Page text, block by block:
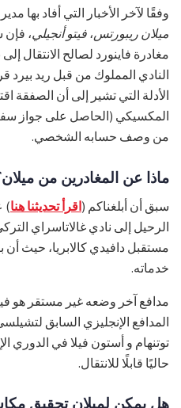
وفقًا لآخر الأخبار التي أفاد بها
ميلان ريبورتس، فيتو أنجيلي، فإن
مغادرة فاينورد لصالح الانتقال
النادي المملوك من قبل ريد بيرد
الأدلة التي تشير إلى أن الصفقة
المكسيكي (الحاصل على جواز سفر
من وصف حسابه الشخصي.
ماذا عن المغادرين من
سبق أن أبلغناكم (اقرأ تحديثنا هنا)
الرحيل إلى نادي غالاتاسراي
مستقبل دافيدي كالابريا، حيث أن
خدماته.
مدافع آخر وضعه غير مستقر هو
المدافع الإنجليزي السابق
توتنهام و أستون فيلا في الدوري
حاليًا قابلًا للانتقال.
هل يمكن لميلان تحقيق